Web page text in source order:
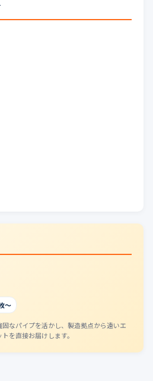
〜
なパイプを活かし、製造拠点から遠いエ
を直接お届けします。